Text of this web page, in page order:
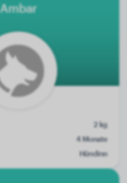
Ambar
2 kg
4 Monate
Hündinn